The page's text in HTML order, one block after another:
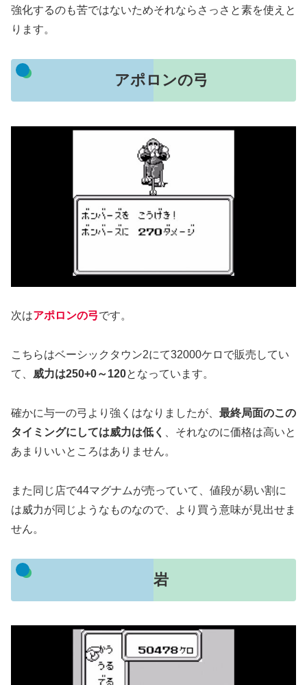
強化するのも苦ではないためそれならさっさと素を使えと
ります。
アポロンの弓
次はアポロンの弓です。
こちらはベーシックタウン2にて32000ケロで販売してい
て、 威力は250+0～120となっています。
確かに与一の弓より強くはなりましたが、 最終局面のこの
タイミングにしては威力は低く
、それなのに価格は高いと
あまりいいところはありません。
また同じ店で44マグナムが売っていて、値段が易い割に
は威力が同じようなものなので、より買う意味が見出せま
せん。
岩